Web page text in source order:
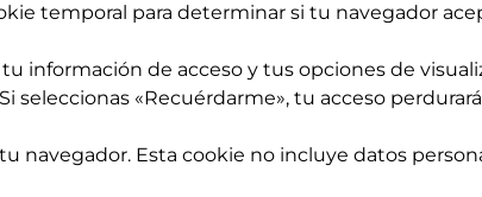
temporal para determinar si tu navegador
información de acceso y tus opciones de
seleccionas «Recuérdarme», tu acceso
navegador. Esta cookie no incluye datos